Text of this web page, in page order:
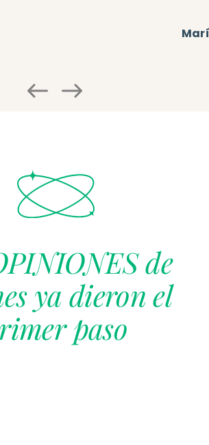
PreviousNext
de
ya dieron el
paso